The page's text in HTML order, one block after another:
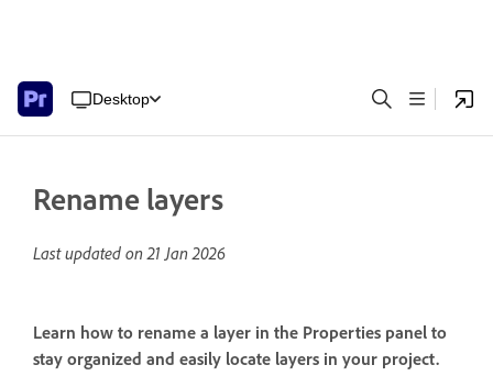
Desktop
Rename layers
Last updated on21 Jan 2026
Learn how to rename a layer in the Properties panel to
stay organized and easily locate layers in your project.